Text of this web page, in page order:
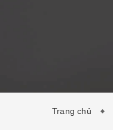
Trang chủ